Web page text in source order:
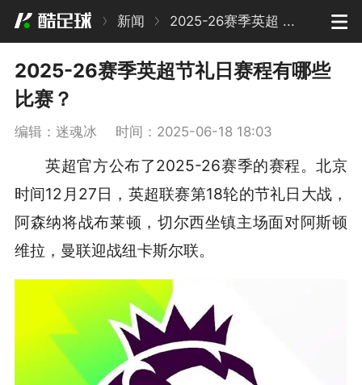
新闻 2025-26赛季英超 ...
2025-26赛季英超节礼日赛程有哪些
比赛？
编辑：迷魂冰 时间：2025-06-18 18:03
英超官方公布了2025-26赛季的赛程。北京
时间12月27日，英超联赛第18轮的节礼日大战，
阿森纳将战布莱顿，切尔西坐镇主场面对阿斯顿
维拉，曼联迎战纽卡斯尔联。